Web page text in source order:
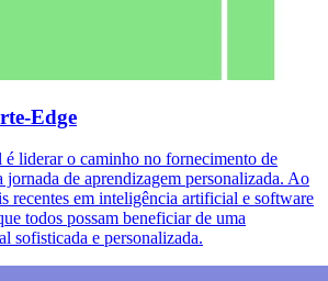
Edge
é liderar o caminho no fornecimento de
jornada de aprendizagem personalizada. Ao
recentes em inteligência artificial e software
todos possam beneficiar de uma
sofisticada e personalizada.